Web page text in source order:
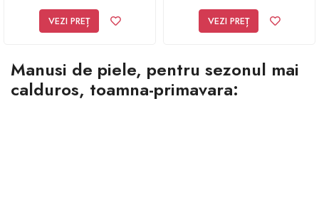
VEZI PREȚ VEZI PREȚ
Manusi de piele, pentru sezonul mai
calduros, toamna-primavara: